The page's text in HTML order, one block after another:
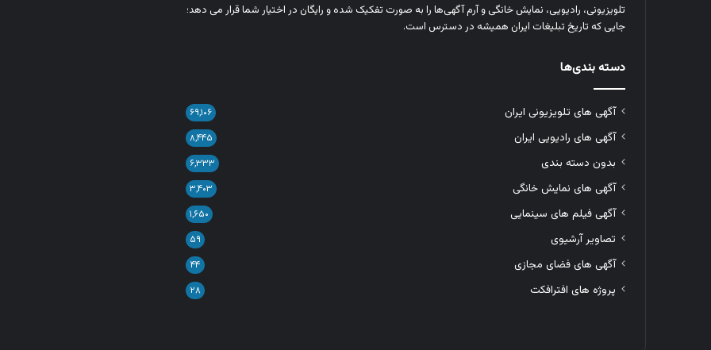
تلویزیونی، رادیویی، نمایش خانگی و آرم‌ آگهی‌ها را به‌ صورت تفکیک‌ شده و رایگان در اختیار شما قرار می‌ دهد؛
جایی که تاریخ تبلیغات ایران همیشه در دسترس است.
دسته بندی‌ها
آگهی های تلویزیونی ایران ۶۹,۱۰۶
آگهی های رادیویی ایران ۸,۴۴۵
بدون دسته بندی ۶,۳۳۳
آگهی های نمایش خانگی ۳,۴۰۳
آگهی فیلم های سینمایی ۱,۶۵۰
تصاویر آرشیوی ۵۹
آگهی های فضای مجازی ۴۴
پروژه های افترافکت ۲۸